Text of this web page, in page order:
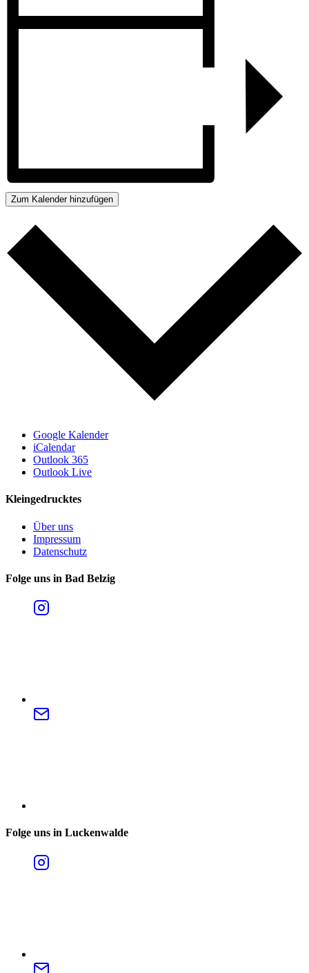
Zum Kalender hinzufügen
Google Kalender
iCalendar
Outlook 365
Outlook Live
Kleingedrucktes
Über uns
Impressum
Datenschutz
Folge uns in Bad Belzig
Folge uns in Luckenwalde